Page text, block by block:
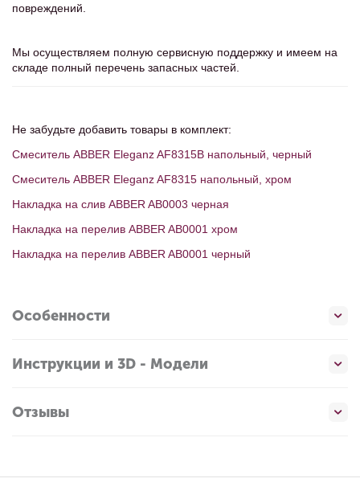
повреждений.
Мы осуществляем полную сервисную поддержку и имеем на
складе полный перечень запасных частей.
Не забудьте добавить товары в комплект:
Смеситель ABBER Eleganz AF8315B напольный, черный
Смеситель ABBER Eleganz AF8315 напольный, хром
Накладка на слив ABBER AB0003 черная
Накладка на перелив ABBER AB0001 хром
Накладка на перелив ABBER AB0001 черный
Особенности
Инструкции и 3D - Модели
Отзывы